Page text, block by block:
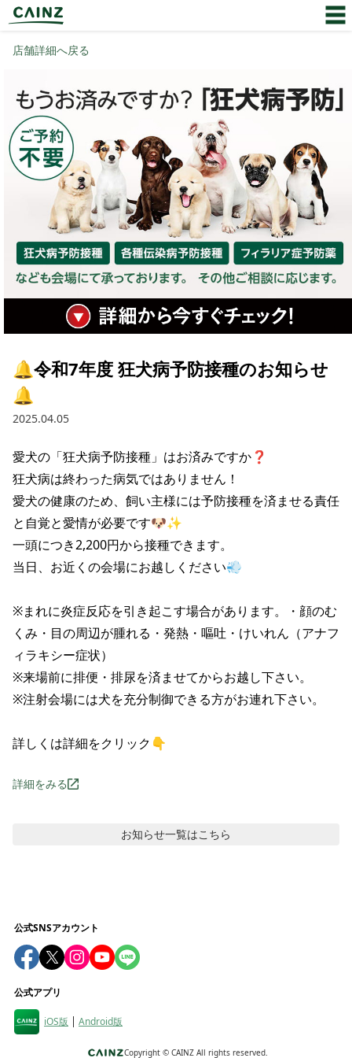
店舗詳細へ戻る
🔔令和7年度 狂犬病予防接種のお知らせ
🔔
2025.04.05
愛犬の「狂犬病予防接種」はお済みですか❓
狂犬病は終わった病気ではありません！
愛犬の健康のため、飼い主様には予防接種を済ませる責任
と自覚と愛情が必要です🐶✨
一頭につき2,200円から接種できます。
当日、お近くの会場にお越しください💨
※まれに炎症反応を引き起こす場合があります。・顔のむ
くみ・目の周辺が腫れる・発熱・嘔吐・けいれん（アナフ
ィラキシー症状）
※来場前に排便・排尿を済ませてからお越し下さい。
※注射会場には犬を充分制御できる方がお連れ下さい。
詳しくは詳細をクリック👇
詳細をみる
お知らせ一覧はこちら
公式SNSアカウント
公式アプリ
iOS版 Android版
Copyright © CAINZ All rights reserved.